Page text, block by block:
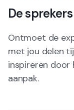
De sprekers
Ontmoet de
met jou delen
inspireren door
aanpak.